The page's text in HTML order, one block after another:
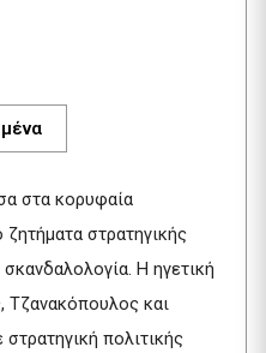
στα κορυφαία
στρατηγικής
Η ηγετική
Τζανακόπουλος και
πολιτικής